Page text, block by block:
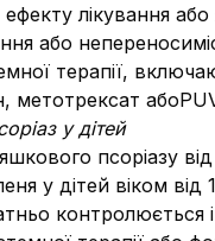
лікування або
або
терапії,
метотрексат
у дітей
псоріазу
у дітей віком від
контролюється